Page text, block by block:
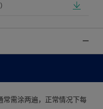
常需涂两遍，正常情况下每